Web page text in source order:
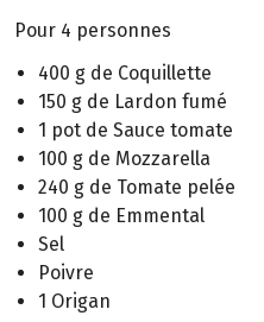
Pour 4 personnes
400 g de Coquillette
150 g de Lardon fumé
1 pot de Sauce tomate
100 g de Mozzarella
240 g de Tomate pelée
100 g de Emmental
Sel
Poivre
1 Origan